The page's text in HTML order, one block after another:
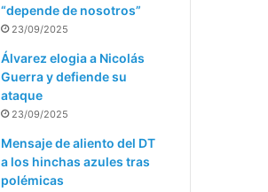
“depende de nosotros”
23/09/2025
Álvarez elogia a Nicolás
Guerra y defiende su
ataque
23/09/2025
Mensaje de aliento del DT
a los hinchas azules tras
polémicas